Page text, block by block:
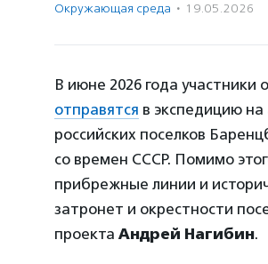
Окружающая среда · 19.05.2026
В июне 2026 года участники
отправятся в экспедицию
российских поселков
со времен СССР. Помимо
прибрежные линии и
затронет и окрестности
проекта Андрей Нагибин.